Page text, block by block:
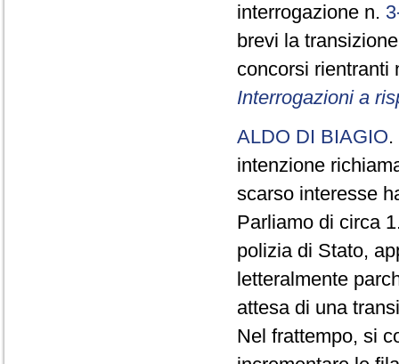
interrogazione n.
brevi la
concorsi
Interrogazioni a
ALDO DI BIAGIO
intenzione
scarso interesse
Parliamo di circa
polizia di Stato,
letteralmente
attesa di una
Nel frattempo, si